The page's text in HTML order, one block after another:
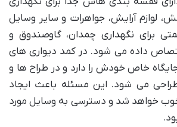
لوازم آرایش، جواهرات و سایر وسایل
برای نگهداری چمدان، گاوصندوق و
داده می شود. در کمد دیواری های
خاص خودش را دارد و در طراح ها و
می شود. این مسئله باعث ایجاد
خواهد شد و دسترسی به وسایل مورد